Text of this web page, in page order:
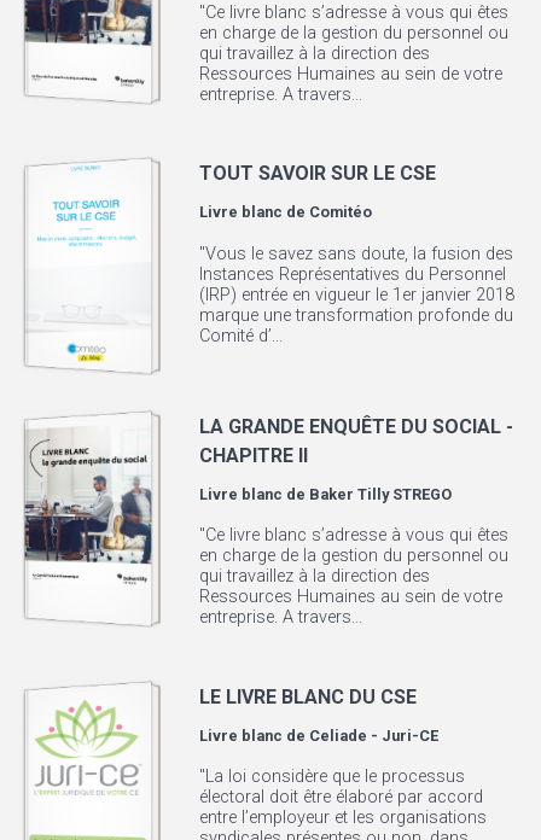
"Ce livre blanc s’adresse à vous qui êtes
en charge de la gestion du personnel ou
qui travaillez à la direction des
Ressources Humaines au sein de votre
entreprise. A travers...
TOUT SAVOIR SUR LE CSE
Livre blanc de Comitéo
"Vous le savez sans doute, la fusion des
Instances Représentatives du Personnel
(IRP) entrée en vigueur le 1er janvier 2018
marque une transformation profonde du
Comité d’...
LA GRANDE ENQUÊTE DU SOCIAL -
CHAPITRE II
Livre blanc de Baker Tilly STREGO
"Ce livre blanc s’adresse à vous qui êtes
en charge de la gestion du personnel ou
qui travaillez à la direction des
Ressources Humaines au sein de votre
entreprise. A travers...
LE LIVRE BLANC DU CSE
Livre blanc de Celiade - Juri-CE
"La loi considère que le processus
électoral doit être élaboré par accord
entre l’employeur et les organisations